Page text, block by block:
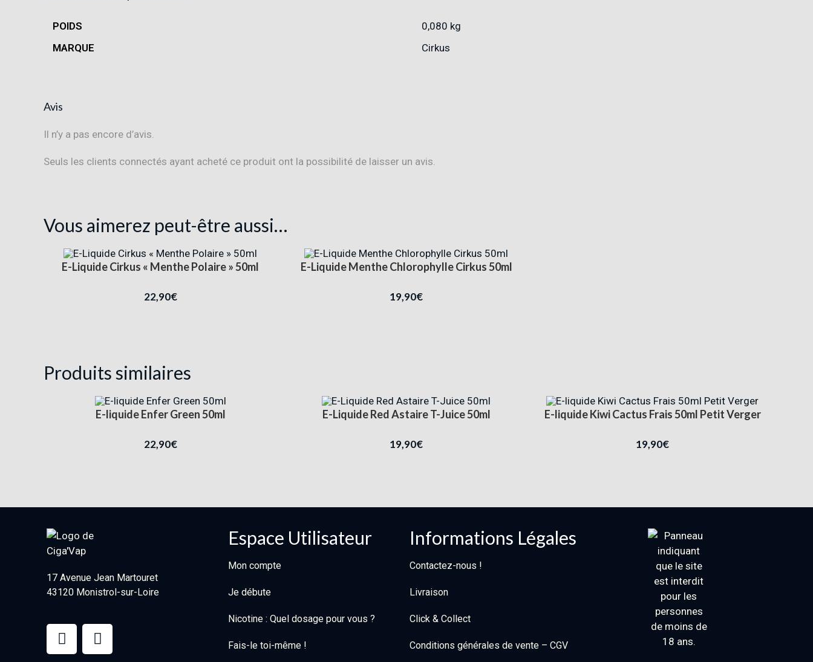
POIDS
0,080 kg
MARQUE
Cirkus
Avis
Il n’y a pas encore d’avis.
Seuls les clients connectés ayant acheté ce produit ont la possibilité de laisser un avis.
Vous aimerez peut-être aussi…
E-Liquide Cirkus « Menthe Polaire » 50ml
22,90€
E-Liquide Menthe Chlorophylle Cirkus 50ml
19,90€
Produits similaires
E-liquide Enfer Green 50ml
22,90€
E-Liquide Red Astaire T-Juice 50ml
19,90€
E-liquide Kiwi Cactus Frais 50ml Petit Verger
19,90€
17 Avenue Jean Martouret
43120 Monistrol-sur-Loire
Espace Utilisateur
Mon compte
Je débute
Nicotine : Quel dosage pour vous ?
Fais-le toi-même !
Informations Légales
Contactez-nous !
Livraison
Click & Collect
Conditions générales de vente – CGV